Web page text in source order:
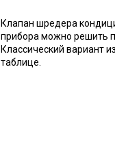
Клапан шредера
прибора можно решить
Классический вариант
таблице.